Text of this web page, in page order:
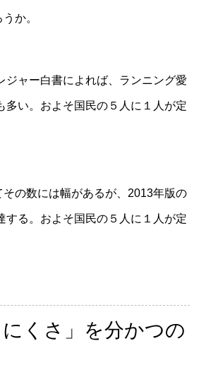
か。
ャー白書によれば、ランニング愛
い。およそ国民の５人に１人が定
の数には幅があるが、2013年版の
する。およそ国民の５人に１人が定
くさ」を分かつの